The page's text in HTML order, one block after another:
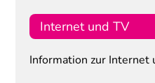
Internet und TV
Information zur Internet